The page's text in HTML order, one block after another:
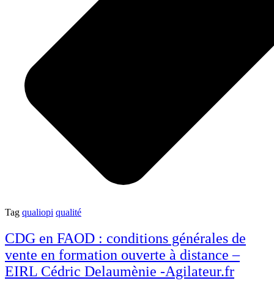
Tag qualiopi qualité
CDG en FAOD : conditions générales de
vente en formation ouverte à distance –
EIRL Cédric Delaumènie -Agilateur.fr